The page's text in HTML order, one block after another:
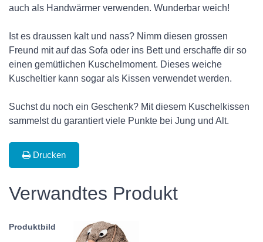
auch als Handwärmer verwenden. Wunderbar weich!
Ist es draussen kalt und nass? Nimm diesen grossen
Freund mit auf das Sofa oder ins Bett und erschaffe dir so
einen gemütlichen Kuschelmoment. Dieses weiche
Kuscheltier kann sogar als Kissen verwendet werden.
Suchst du noch ein Geschenk? Mit diesem Kuschelkissen
sammelst du garantiert viele Punkte bei Jung und Alt.
Drucken
Verwandtes Produkt